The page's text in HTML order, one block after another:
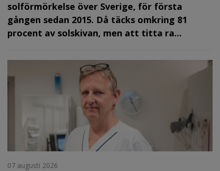
solförmörkelse över Sverige, för första
gången sedan 2015. Då täcks omkring 81
procent av solskivan, men att titta ra...
07 augusti 2026